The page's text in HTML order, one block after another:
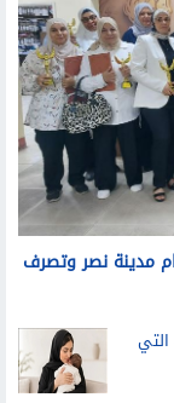
نصر وتصرف